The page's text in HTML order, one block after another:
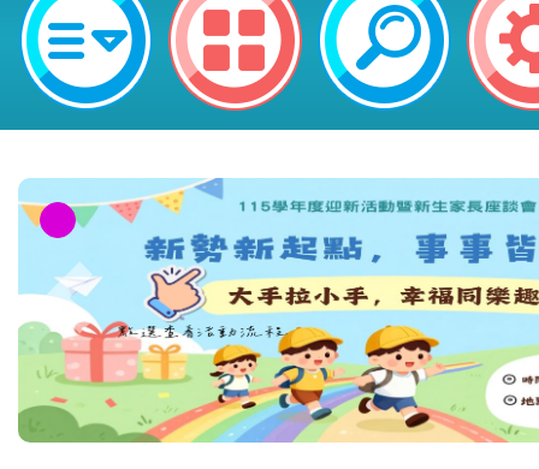
教師甄選無人報名,續辦理第4次招
新勢國民小學
116學年度國民中學各